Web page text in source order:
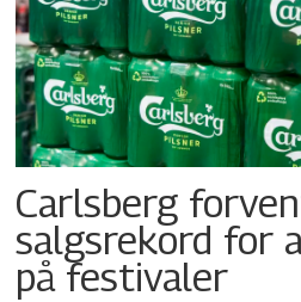
Carlsberg
salgsrekord for
på festivaler